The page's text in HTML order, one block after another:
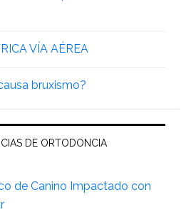
VÍA AÉREA
bruxismo?
DE ORTODONCIA
de Canino Impactado con